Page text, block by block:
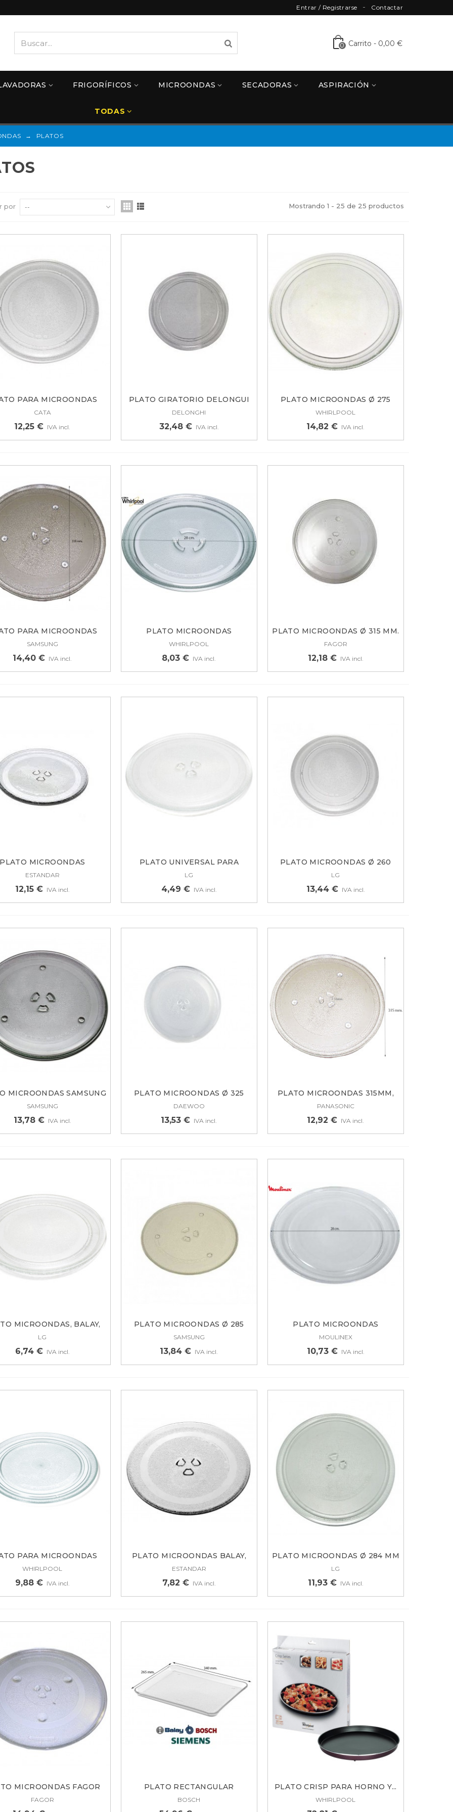
Contactar
Entrar / Registrarse
0 Carrito - 0,00 €
FRIGORÍFICOS MICROONDAS SECADORAS ASPIRACIÓN
TODAS
→ PLATOS
PUERTA
TEKA, MIDEA
COMPLETA
BEKO
COMBI
LG
€
por -- Mostrando 1 - 25 de 25 productos
PARA MICROONDAS
CATA,...
CATA
12,25 € IVA incl.
PLATO GIRATORIO DELONGUI
245MM
DELONGHI
32,48 € IVA incl.
PLATO MICROONDAS Ø 275
MM....
WHIRLPOOL
14,82 € IVA incl.
PARA MICROONDAS
SAMSUNG...
SAMSUNG
14,40 € IVA incl.
PLATO MICROONDAS
WHIRLPOOL Ø 28...
WHIRLPOOL
8,03 € IVA incl.
PLATO MICROONDAS Ø 315 MM.
FAGOR
FAGOR
12,18 € IVA incl.
PLATO MICROONDAS
PANASONIC 27CM...
ESTANDAR
12,15 € IVA incl.
PLATO UNIVERSAL PARA
MICROONDAS...
LG
4,49 € IVA incl.
PLATO MICROONDAS Ø 260
MM. LG...
LG
13,44 € IVA incl.
MICROONDAS SAMSUNG
255MM...
SAMSUNG
13,78 € IVA incl.
PLATO MICROONDAS Ø 325
MM....
DAEWOO
13,53 € IVA incl.
PLATO MICROONDAS 315MM,
ANCLAJE...
PANASONIC
12,92 € IVA incl.
MICROONDAS, BALAY,
BOSCH,...
LG
6,74 € IVA incl.
PLATO MICROONDAS Ø 285
MM....
SAMSUNG
13,84 € IVA incl.
PLATO MICROONDAS
MOULINEX Ø 280...
MOULINEX
10,73 € IVA incl.
PARA MICROONDAS
AEG,...
WHIRLPOOL
9,88 € IVA incl.
PLATO MICROONDAS BALAY,
DAEWOO,...
ESTANDAR
7,82 € IVA incl.
PLATO MICROONDAS Ø 284 MM
LG...
LG
11,93 € IVA incl.
MICROONDAS FAGOR
CMIJ00071
FAGOR
PLATO RECTANGULAR
MICROONDAS...
BOSCH
PLATO CRISP PARA HORNO Y...
WHIRLPOOL